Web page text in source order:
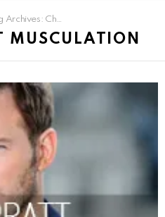
Chris pratt musculation
MUSCULATION